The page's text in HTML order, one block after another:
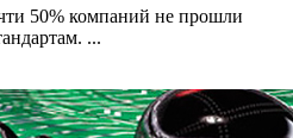
50% компаний не прошли
...